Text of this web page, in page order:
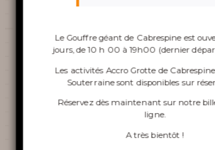
ACCRO GROTTE DE
CABRESPINE
visite. Accompagnée de
activités de l’Aventures Parc
particulièrement l’Accro
Cabrespine, avant de
et une bouteille d’Enfort
Gouffre de Cabrespine !
Le Gouffre géant de Cabrespine est
jours, de 10 h 00 à 19h00 (dernier
Les activités Accro Grotte de
Souterraine sont disponibles sur
Réservez dès maintenant sur notre
ligne.
A très bientôt !